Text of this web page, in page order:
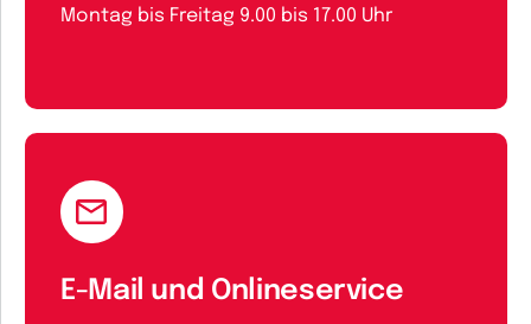
Montag bis Freitag 9.00 bis 17.00 Uhr
E-Mail und Onlineservice